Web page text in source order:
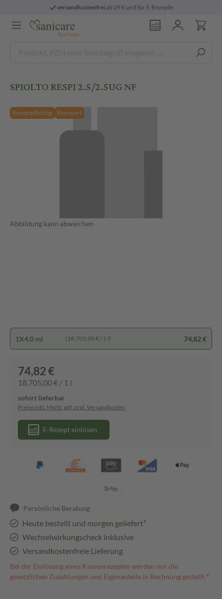
versandkostenfreiab 29 € und für E-Rezepte
SPIOLTO RESPI 2.5/2.5UG NF
Rezeptpflichtig Reimport
Abbildung kann abweichen
1X4.0 ml (18.705,00 € / 1 l) 74,82 €
74,82 €
18.705,00 € / 1 l
sofort lieferbar
Preise inkl. MwSt. ggf. zzgl. Versandkosten
E-Rezept einlösen
Persönliche Beratung
Heute bestellt und morgen geliefert³
Wechselwirkungscheck inklusive
Versandkostenfreie Lieferung
Bei der Einlösung eines Kassenrezeptes werden nur die
gesetzlichen Zuzahlungen und Eigenanteile in Rechnung gestellt.⁴